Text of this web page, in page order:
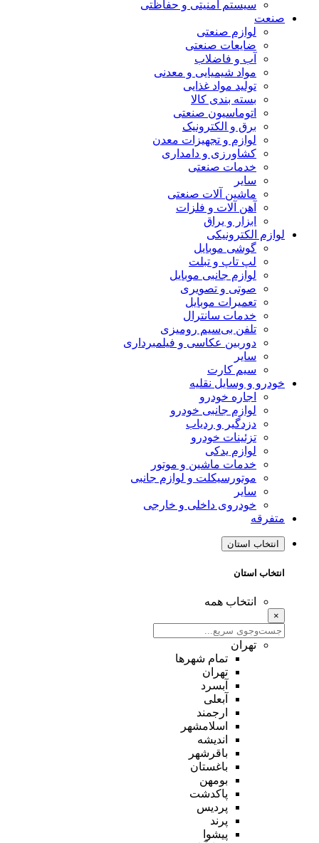
سیستم امنیتی و حفاظتی
صنعت
لوازم صنعتی
ضایعات صنعتی
آب و فاضلاب
مواد شیمیایی و معدنی
تولید مواد غذایی
بسته بندی کالا
اتوماسیون صنعتی
برق و الکترونیک
لوازم و تجهیزات معدن
کشاورزی و دامداری
خدمات صنعتی
سایر
ماشین آلات صنعتی
آهن آلات و فلزات
ابزار و یراق
لوازم الکترونیکی
گوشی موبایل
لپ تاپ و تبلت
لوازم جانبی موبایل
صوتی و تصویری
تعمیرات موبایل
خدمات سانترال
تلفن بی‌سیم رومیزی
دوربین عکاسی و فیلمبرداری
سایر
سیم کارت
خودرو و وسایل نقلیه
اجاره خودرو
لوازم جانبی خودرو
دزدگیر و ردیاب
تزئینات خودرو
لوازم یدکی
خدمات ماشین و موتور
موتورسیکلت و لوازم جانبی
سایر
خودروی داخلی و خارجی
متفرقه
انتخاب استان
انتخاب استان
انتخاب همه
×
تهران
تمام شهر‌ها
تهران
آبسرد
آبعلی
ارجمند
اسلامشهر
اندیشه
باقرشهر
باغستان
بومهن
پاکدشت
پردیس
پرند
پیشوا